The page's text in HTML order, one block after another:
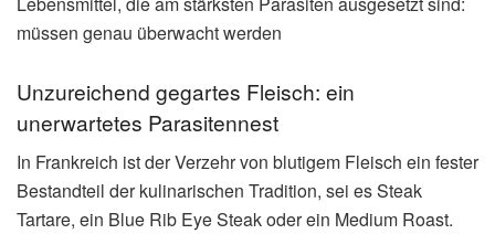
müssen genau überwacht werden
Unzureichend gegartes Fleisch: ein
unerwartetes Parasitennest
In Frankreich ist der Verzehr von blutigem Fleisch ein fester
Bestandteil der kulinarischen Tradition, sei es Steak
Tartare, ein Blue Rib Eye Steak oder ein Medium Roast.